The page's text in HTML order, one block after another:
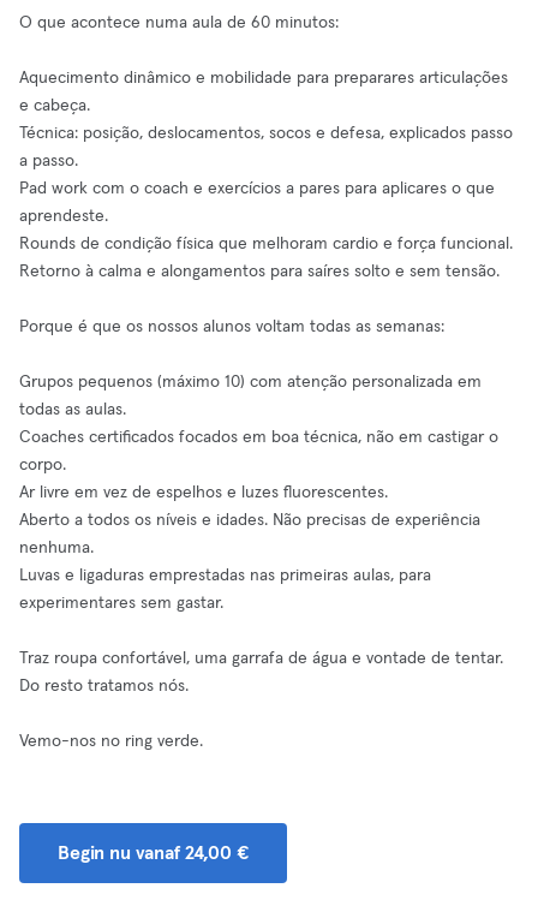
O que acontece numa aula de 60 minutos:
Aquecimento dinâmico e mobilidade para preparares articulações
e cabeça.
Técnica: posição, deslocamentos, socos e defesa, explicados passo
a passo.
Pad work com o coach e exercícios a pares para aplicares o que
aprendeste.
Rounds de condição física que melhoram cardio e força funcional.
Retorno à calma e alongamentos para saíres solto e sem tensão.
Porque é que os nossos alunos voltam todas as semanas:
Grupos pequenos (máximo 10) com atenção personalizada em
todas as aulas.
Coaches certificados focados em boa técnica, não em castigar o
corpo.
Ar livre em vez de espelhos e luzes fluorescentes.
Aberto a todos os níveis e idades. Não precisas de experiência
nenhuma.
Luvas e ligaduras emprestadas nas primeiras aulas, para
experimentares sem gastar.
Traz roupa confortável, uma garrafa de água e vontade de tentar.
Do resto tratamos nós.
Vemo-nos no ring verde.
Begin nu vanaf 24,00 €